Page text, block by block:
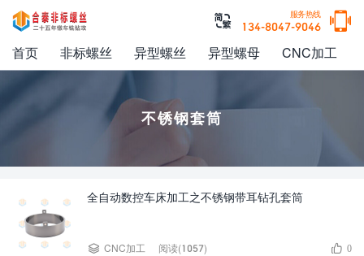
服务热线
134-8047-9046 

首页 非标螺丝 异型螺丝 异型螺母 CNC加工
不锈钢套筒
全自动数控车床加工之不锈钢带耳钻孔套筒
 CNC加工 阅读(1057)  0